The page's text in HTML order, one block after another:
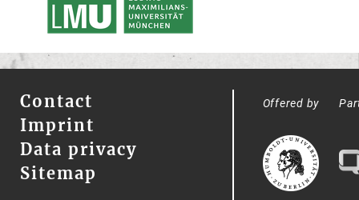
Contact
Imprint
Data privacy
Sitemap
Offered by